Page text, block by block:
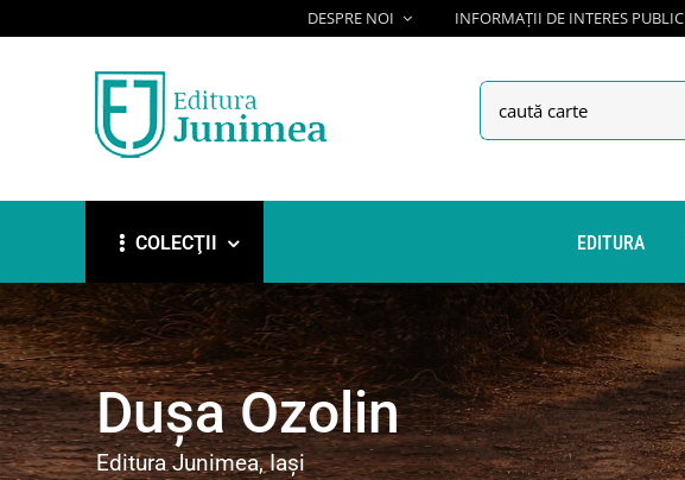
to
DESPRE NOI INFORMAȚII DE INTERES PUBLIC
Search
for:
COLECŢII EDITURA
Dușa Ozolin
Editura Junimea, Iași